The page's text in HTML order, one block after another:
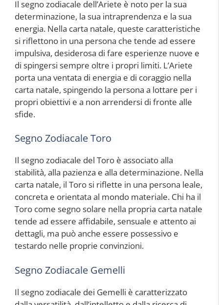
Il segno zodiacale dell’Ariete è noto per la sua
determinazione, la sua intraprendenza e la sua
energia. Nella carta natale, queste caratteristiche
si riflettono in una persona che tende ad essere
impulsiva, desiderosa di fare esperienze nuove e
di spingersi sempre oltre i propri limiti. L’Ariete
porta una ventata di energia e di coraggio nella
carta natale, spingendo la persona a lottare per i
propri obiettivi e a non arrendersi di fronte alle
sfide.
Segno Zodiacale Toro
Il segno zodiacale del Toro è associato alla
stabilità, alla pazienza e alla determinazione. Nella
carta natale, il Toro si riflette in una persona leale,
concreta e orientata al mondo materiale. Chi ha il
Toro come segno solare nella propria carta natale
tende ad essere affidabile, sensuale e attento ai
dettagli, ma può anche essere possessivo e
testardo nelle proprie convinzioni.
Segno Zodiacale Gemelli
Il segno zodiacale dei Gemelli è caratterizzato